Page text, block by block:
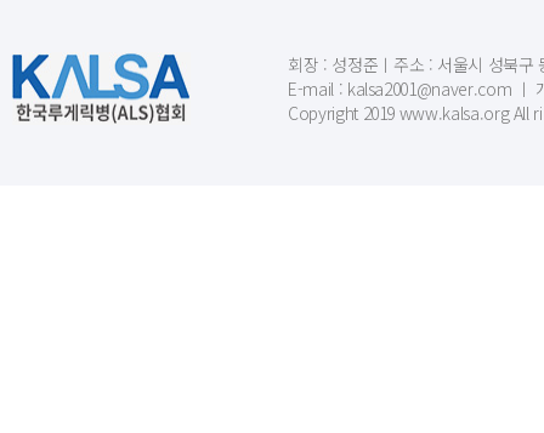
회장 : 성정준ㅣ주소 : 서울시 성북구
E-mail : kalsa2001@naver.com ㅣ
Copyright 2019 www.kalsa.org All